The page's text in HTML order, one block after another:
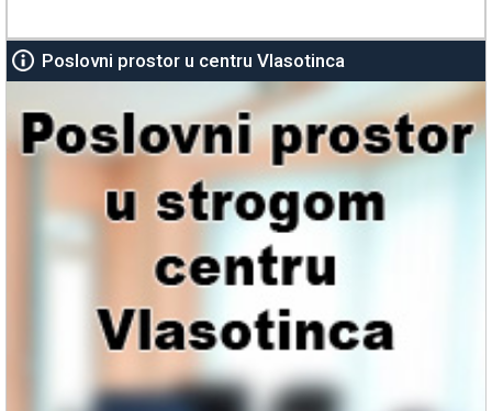
Poslovni prostor u centru Vlasotinca